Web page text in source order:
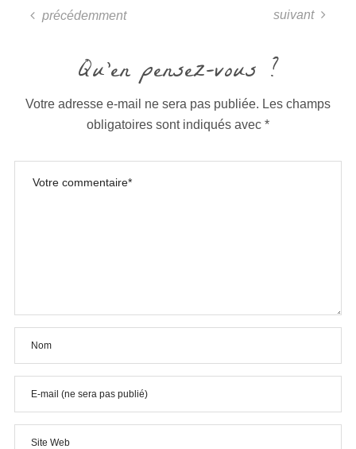
précédemment suivant
Qu'en pensez-vous ?
Votre adresse e-mail ne sera pas publiée. Les champs
obligatoires sont indiqués avec *